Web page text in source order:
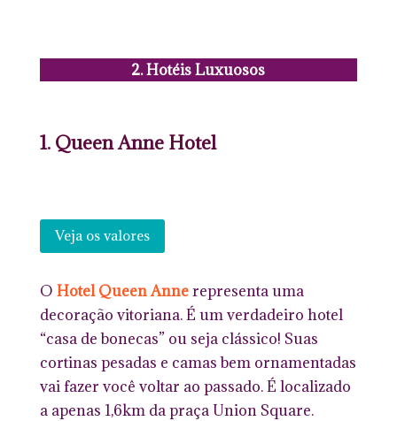
2. Hotéis Luxuosos
1. Queen Anne Hotel
Veja os valores
O Hotel Queen Annerepresenta uma
decoração vitoriana. É um verdadeiro hotel
“casa de bonecas” ou seja clássico! Suas
cortinas pesadas e camas bem ornamentadas
vai fazer você voltar ao passado. É localizado
a apenas 1,6km da praça Union Square.